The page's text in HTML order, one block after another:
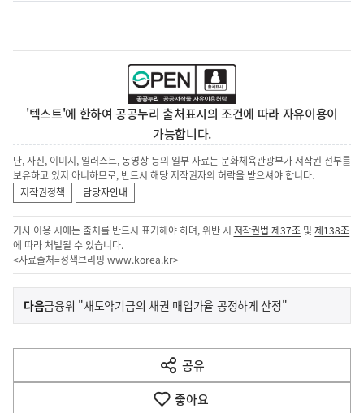
'텍스트'에 한하여 공공누리 출처표시의 조건에 따라 자유이용이
가능합니다.
단, 사진, 이미지, 일러스트, 동영상 등의 일부 자료는 문화체육관광부가 저작권 전부를
보유하고 있지 아니하므로, 반드시 해당 저작권자의 허락을 받으셔야 합니다.
저작권정책
담당자안내
기사 이용 시에는 출처를 반드시 표기해야 하며, 위반 시 저작권법 제37조 및제138조
에 따라 처벌될 수 있습니다.
<자료출처=정책브리핑 www.korea.kr>
이
전
다
음
다음기
사
금융위 "새도약기금의 채권 매입가율 공정하게 산정"
공유
열
기
좋아요